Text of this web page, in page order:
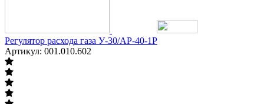
Регулятор расхода газа У-30/АР-40-1Р
Артикул: 001.010.602